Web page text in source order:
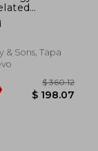
& Sons, Tapa